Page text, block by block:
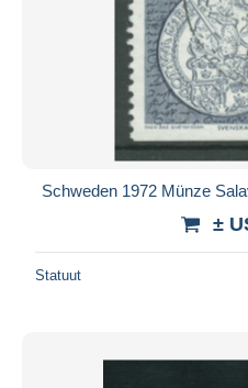
Schweden 1972 Münze
±
Statuut